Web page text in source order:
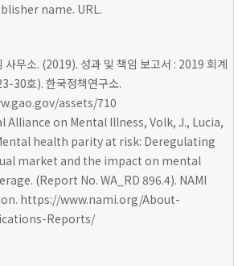
name. URL.
사무소. (2019). 성과 및 책임 보고서 : 2019 회계
30호). 한국정책연구소.
assets/710
Alliance on Mental Illness, Volk, J., Lucia,
health parity at risk: Deregulating
market and the impact on mental
(Report No. WA_RD 896.4). NAMI
https://www.nami.org/About-
Reports/